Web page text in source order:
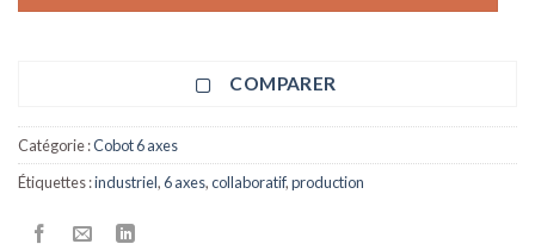
COMPARER
Catégorie :Cobot 6 axes
Étiquettes :industriel,6 axes,collaboratif,production